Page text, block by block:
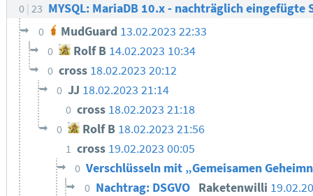
0 23 MYSQL: MariaDB 10.x - nachträglich
0 MudGuard 13.02.2023 22:33
0 Rolf B 14.02.2023 10:34
0 cross 18.02.2023 20:12
0 JJ 18.02.2023 21:14
0 cross 18.02.2023 21:18
0 Rolf B 18.02.2023 21:56
1 cross 19.02.2023 00:05
0 Verschlüsseln mit „Gemeisamen
0 Nachtrag: DSGVO Raketenwilli